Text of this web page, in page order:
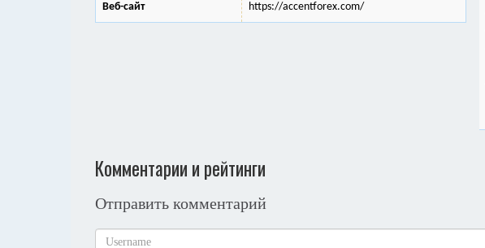
Веб-сайт https://accentforex.com/
Комментарии и рейтинги
Отправить комментарий